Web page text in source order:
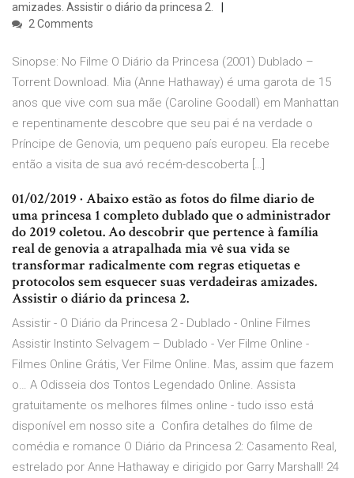
amizades. Assistir o diário da princesa 2.
2 Comments
Sinopse: No Filme O Diário da Princesa (2001) Dublado –
Torrent Download. Mia (Anne Hathaway) é uma garota de 15
anos que vive com sua mãe (Caroline Goodall) em Manhattan
e repentinamente descobre que seu pai é na verdade o
Príncipe de Genovia, um pequeno país europeu. Ela recebe
então a visita de sua avó recém-descoberta […]
01/02/2019 · Abaixo estão as fotos do filme diario de
uma princesa 1 completo dublado que o administrador
do 2019 coletou. Ao descobrir que pertence à família
real de genovia a atrapalhada mia vê sua vida se
transformar radicalmente com regras etiquetas e
protocolos sem esquecer suas verdadeiras amizades.
Assistir o diário da princesa 2.
Assistir - O Diário da Princesa 2 - Dublado - Online Filmes
Assistir Instinto Selvagem – Dublado - Ver Filme Online -
Filmes Online Grátis, Ver Filme Online. Mas, assim que fazem
o… A Odisseia dos Tontos Legendado Online. Assista
gratuitamente os melhores filmes online - tudo isso está
disponível em nosso site a Confira detalhes do filme de
comédia e romance O Diário da Princesa 2: Casamento Real,
estrelado por Anne Hathaway e dirigido por Garry Marshall! 24